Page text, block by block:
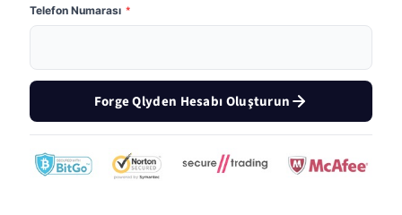
Telefon Numarası *
Forge Qlyden Hesabı Oluşturun